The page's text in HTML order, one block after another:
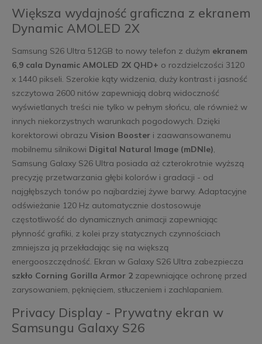
Większa wydajność graficzna z ekranem
Dynamic AMOLED 2X
Samsung S26 Ultra 512GB to nowy telefon z dużym ekranem
6,9 cala Dynamic AMOLED 2X QHD+ o rozdzielczości 3120
x 1440 pikseli. Szerokie kąty widzenia, duży kontrast i jasność
szczytowa 2600 nitów zapewniają dobrą widoczność
wyświetlanych treści nie tylko w pełnym słońcu, ale również w
innych niekorzystnych warunkach pogodowych. Dzięki
korektorowi obrazu Vision Boosteri zaawansowanemu
mobilnemu silnikowi Digital Natural Image (mDNIe),
Samsung Galaxy S26 Ultra posiada aż czterokrotnie wyższą
precyzję przetwarzania głębi kolorów i gradacji - od
najgłębszych tonów po najbardziej żywe barwy. Adaptacyjne
odświeżanie 120 Hz automatycznie dostosowuje
częstotliwość do dynamicznych animacji zapewniając
płynność grafiki, z kolei przy statycznych czynnościach
zmniejsza ją przekładając się na większą
energooszczędność. Ekran w Galaxy S26 Ultra zabezpiecza
szkło Corning Gorilla Armor 2zapewniające ochronę przed
zarysowaniem, pęknięciem, stłuczeniem i zachlapaniem.
Privacy Display - Prywatny ekran w
Samsungu Galaxy S26